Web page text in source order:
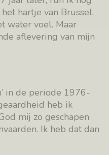
hartje van Brussel,
water voel. Maar
aflevering van mijn
in de periode 1976-
heb ik
mij zo geschapen
Ik heb dat dan